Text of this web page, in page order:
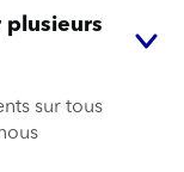
plusieurs
sur tous